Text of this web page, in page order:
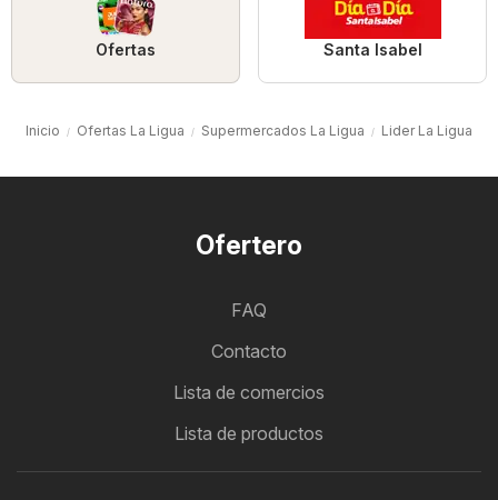
Ofertas Santa Isabel
Inicio Ofertas La Ligua Supermercados La Ligua Lider La Ligua
Ofertero
FAQ
Contacto
Lista de comercios
Lista de productos